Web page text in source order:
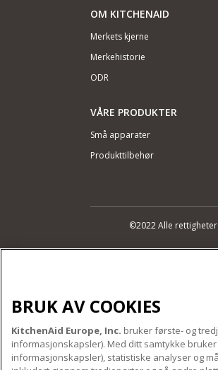
OM KITCHENAID
Merkets kjerne
Merkehistorie
ODR
VÅRE PRODUKTER
Små apparater
Produkttilbehør
©2022 Alle
BRUK AV COOKIES
KitchenAid Europe, Inc. bruker første- og
informasjonskapsler). Med ditt samtykke
informasjonskapsler), statistiske analyser og